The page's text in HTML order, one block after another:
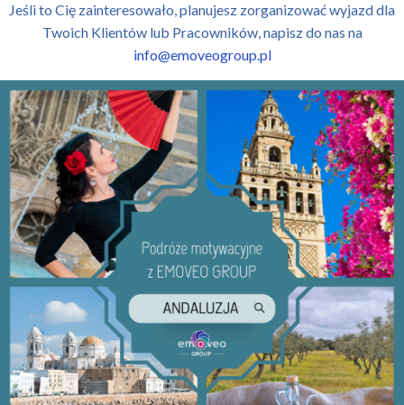
Jeśli to Cię zainteresowało, planujesz zorganizować wyjazd dla
Twoich Klientów lub Pracowników, napisz do nas na
info@emoveogroup.pl